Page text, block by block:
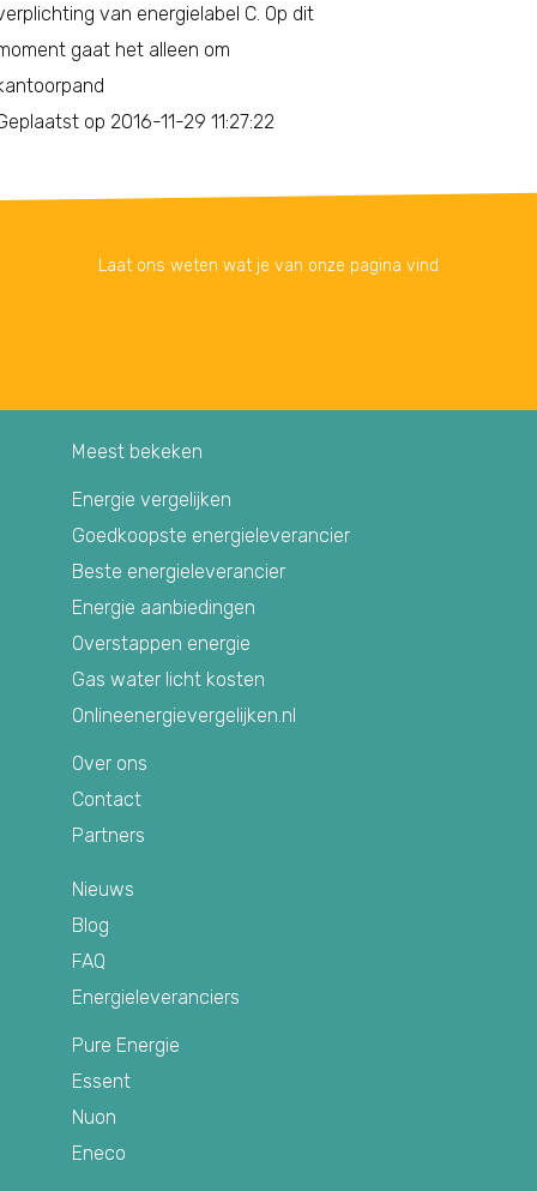
van energielabel C. Op dit
gaat het alleen om
op 2016-11-29 11:27:22
Laat ons weten wat je van onze pagina vind
Meest bekeken
Energie vergelijken
Goedkoopste energieleverancier
Beste energieleverancier
Energie aanbiedingen
Overstappen energie
Gas water licht kosten
Onlineenergievergelijken.nl
Over ons
Contact
Partners
Nieuws
Blog
FAQ
Energieleveranciers
Pure Energie
Essent
Nuon
Eneco